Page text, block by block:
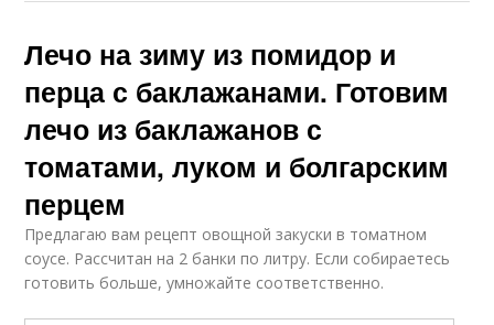
Лечо на зиму из помидор и
перца с баклажанами. Готовим
лечо из баклажанов с
томатами, луком и болгарским
перцем
Предлагаю вам рецепт овощной закуски в томатном
соусе. Рассчитан на 2 банки по литру. Если собираетесь
готовить больше, умножайте соответственно.